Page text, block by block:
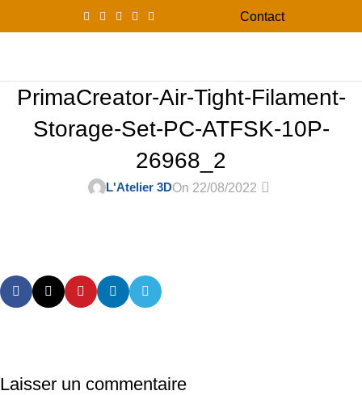
Contact
PrimaCreator-Air-Tight-Filament-
Storage-Set-PC-ATFSK-10P-
26968_2
L'Atelier 3DOn 22/08/2022 0
Laisser un commentaire